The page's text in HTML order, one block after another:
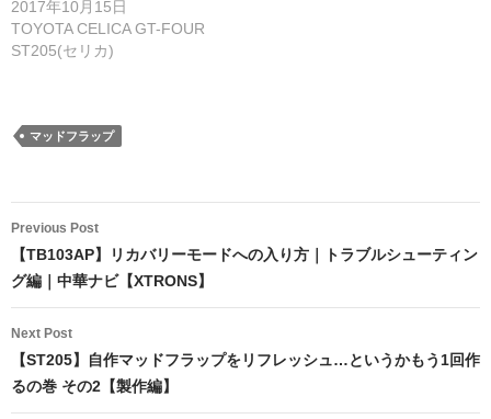
2017年10月15日
TOYOTA CELICA GT-FOUR
ST205(セリカ)
マッドフラップ
Post
navigation
Previous Post
【TB103AP】リカバリーモードへの入り方｜トラブルシューティン
グ編｜中華ナビ【XTRONS】
Next Post
【ST205】自作マッドフラップをリフレッシュ…というかもう1回作
るの巻 その2【製作編】